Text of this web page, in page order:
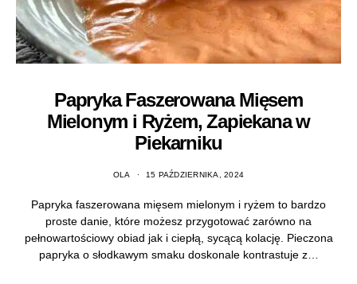
Papryka Faszerowana Mięsem
Mielonym i Ryżem, Zapiekana w
Piekarniku
OLA 15 PAŹDZIERNIKA, 2024
Papryka faszerowana mięsem mielonym i ryżem to bardzo
proste danie, które możesz przygotować zarówno na
pełnowartościowy obiad jak i ciepłą, sycącą kolację. Pieczona
papryka o słodkawym smaku doskonale kontrastuje z…